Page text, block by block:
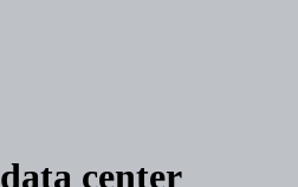
data center